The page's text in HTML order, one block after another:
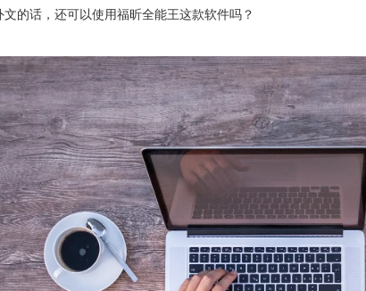
文的话，还可以使用福昕全能王这款软件吗？